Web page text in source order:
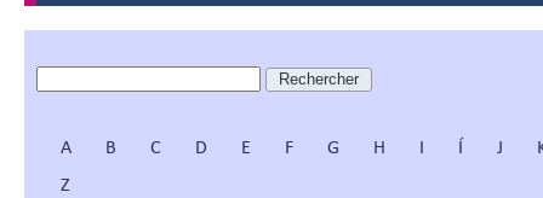
A B C D E F G H I Í J
Z